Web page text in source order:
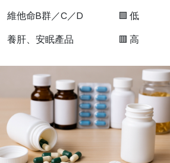
維他命B群／C／D 🟩 低
養肝、安眠產品 🟥 高